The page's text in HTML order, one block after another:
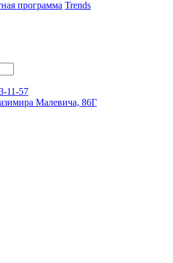
программа Trends
11-57
Малевича, 86Г